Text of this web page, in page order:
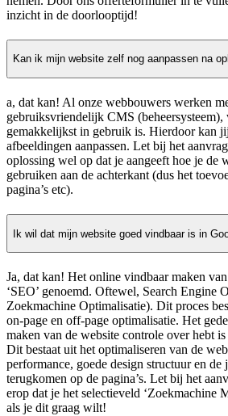
inzicht in de doorlooptijd!
Kan ik mijn website zelf nog aanpassen na
a, dat kan! Al onze webbouwers werken
gebruiksvriendelijk CMS (beheersysteem),
gemakkelijkst in gebruik is. Hierdoor kan
afbeeldingen aanpassen. Let bij het
oplossing wel op dat je aangeeft hoe je de
gebruiken aan de achterkant (dus het
pagina’s etc).
Ik wil dat mijn website goed vindbaar is in
Ja, dat kan! Het online vindbaar maken
‘SEO’ genoemd. Oftewel, Search Engine
Zoekmachine Optimalisatie). Dit proces
on-page en off-page optimalisatie. Het
maken van de website controle over hebt
Dit bestaat uit het optimaliseren van de
performance, goede design structuur en de
terugkomen op de pagina’s. Let bij het
erop dat je het selectieveld ‘Zoekmachine
als je dit graag wilt!